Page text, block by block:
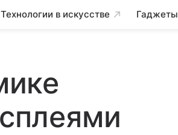
Технологии в искусстве Гаджеты